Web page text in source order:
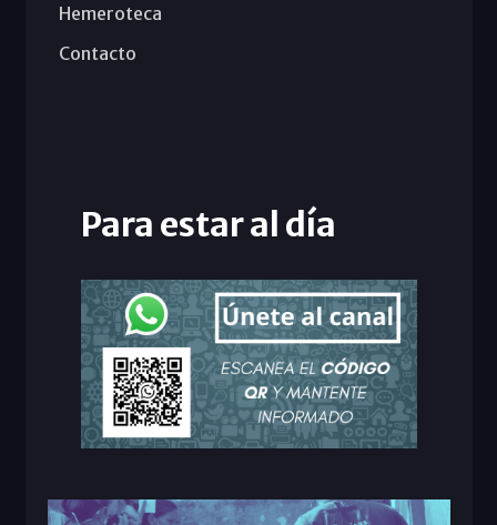
Hemeroteca
Contacto
Para estar al día